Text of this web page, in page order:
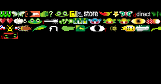
d
i j
r
x